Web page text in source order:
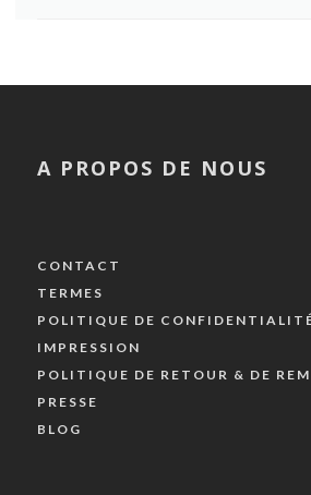
A PROPOS DE NOUS
CONTACT
TERMES
POLITIQUE DE
IMPRESSION
POLITIQUE DE RETOUR & DE
PRESSE
BLOG